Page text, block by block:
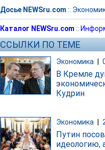
Досье NEWSru.com ::
Каталог NEWSru.com ::
ССЫЛКИ ПО ТЕМЕ
Экономика
В Кремле
Кудрин
Экономика
Путин
идеологию,